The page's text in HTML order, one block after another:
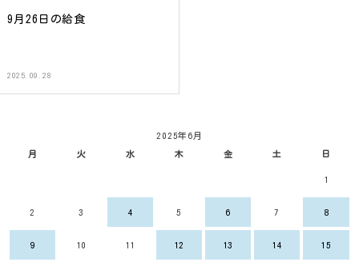
9月26日の給食
2025.09.28
2025年6月
月 火 水 木 金 土 日
1
2 3 4 5 6 7 8
9 10 11 12 13 14 15